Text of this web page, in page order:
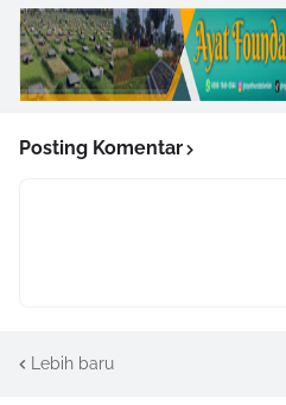
Posting Komentar
Lebih baru